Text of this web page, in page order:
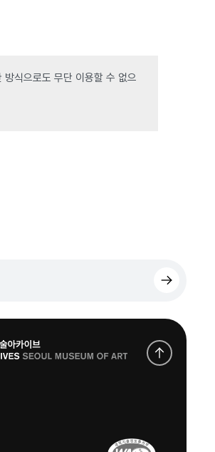
식으로도 무단 이용할 수 없으